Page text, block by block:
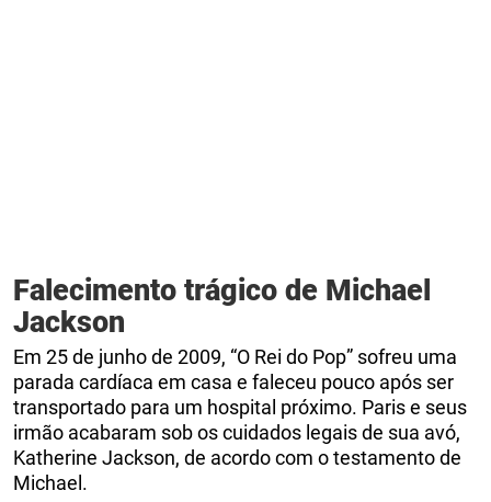
Falecimento trágico de Michael
Jackson
Em 25 de junho de 2009, “O Rei do Pop” sofreu uma
parada cardíaca em casa e faleceu pouco após ser
transportado para um hospital próximo. Paris e seus
irmão acabaram sob os cuidados legais de sua avó,
Katherine Jackson, de acordo com o testamento de
Michael.